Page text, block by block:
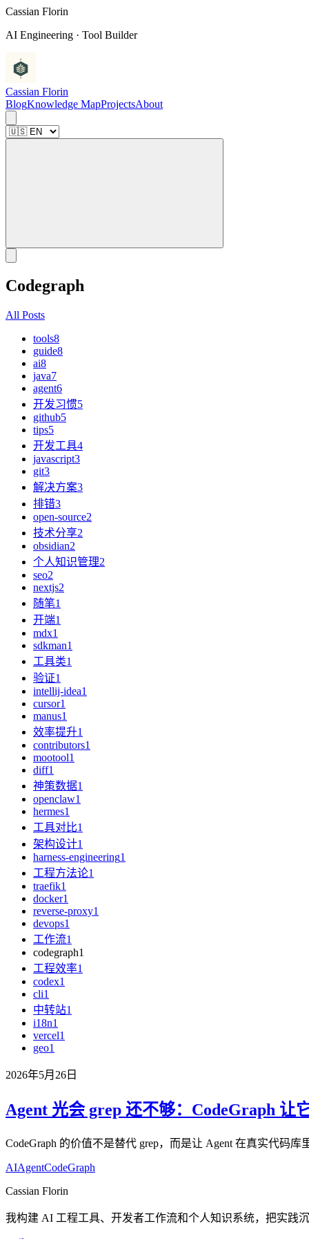
Cassian Florin
AI Engineering · Tool Builder
Cassian Florin
BlogKnowledge MapProjectsAbout
Codegraph
All Posts
tools8
guide8
ai8
java7
agent6
开发习惯5
github5
tips5
开发工具4
javascript3
git3
解决方案3
排错3
open-source2
技术分享2
obsidian2
个人知识管理2
seo2
nextjs2
随笔1
开端1
mdx1
sdkman1
工具类1
验证1
intellij-idea1
cursor1
manus1
效率提升1
contributors1
mootool1
diff1
神策数据1
openclaw1
hermes1
工具对比1
架构设计1
harness-engineering1
工程方法论1
traefik1
docker1
reverse-proxy1
devops1
工作流1
codegraph1
工程效率1
codex1
cli1
中转站1
i18n1
vercel1
geo1
2026年5月26日
Agent 光会 grep 还不够：CodeGraph 让
CodeGraph 的价值不是替代 grep，而是让 Agent 在真实代码
AIAgentCodeGraph
Cassian Florin
我构建 AI 工程工具、开发者工作流和个人知识系统，把实践